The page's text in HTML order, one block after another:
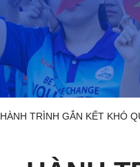
HÀNH TRÌNH GẮN KẾT KHÓ